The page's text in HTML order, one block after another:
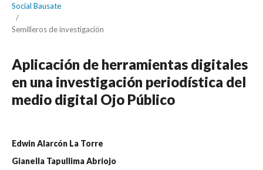
Social Bausate
/
Semilleros de investigación
Aplicación de herramientas digitales
en una investigación periodística del
medio digital Ojo Público
Edwin Alarcón La Torre
Gianella Tapullima Abriojo